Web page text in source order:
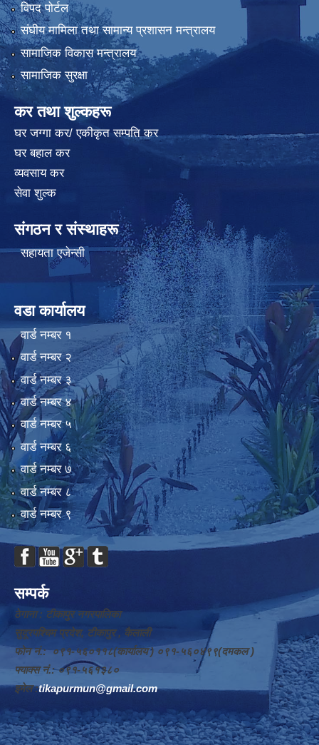
विपद पोर्टल
संघीय मामिला तथा सामान्य प्रशासन मन्त्रालय
सामाजिक विकास मन्त्रालय
सामाजिक सुरक्षा
कर तथा शुल्कहरू
घर जग्गा कर/ एकीकृत सम्पति कर
घर बहाल कर
व्यवसाय कर
सेवा शुल्क
संगठन र संस्थाहरू
सहायता एजेन्सी
वडा कार्यालय
वार्ड न‌म्बर १
वार्ड न‌म्बर २
वार्ड न‌म्बर ३
वार्ड न‌म्बर ४
वार्ड न‌म्बर ५
वार्ड न‌म्बर ६
वार्ड न‌म्बर ७
वार्ड न‌म्बर ८
वार्ड न‌म्बर ९
सम्पर्क
ठेगाना : टीकापुर नगरपालिका
सुदूरपश्चिम प्रदेश, टीकापुर , कैलाली
फोन नं.: ०९१-५६०११८(कार्यालय ) ०९१-५६०४९९(दमकल )
फ्याक्स नं.: ०९१-५६१३८०
इमेल :tikapurmun@gmail.com